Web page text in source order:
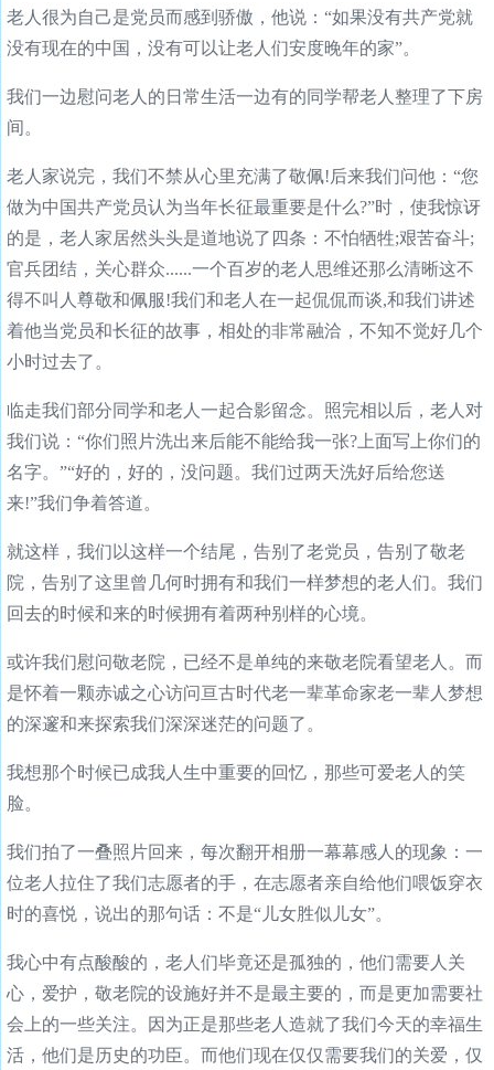
老人很为自己是党员而感到骄傲，他说：“如果没有共产党就
没有现在的中国，没有可以让老人们安度晚年的家”。
我们一边慰问老人的日常生活一边有的同学帮老人整理了下房
间。
老人家说完，我们不禁从心里充满了敬佩!后来我们问他：“您
做为中国共产党员认为当年长征最重要是什么?”时，使我惊讶
的是，老人家居然头头是道地说了四条：不怕牺牲;艰苦奋斗;
官兵团结，关心群众......一个百岁的老人思维还那么清晰这不
得不叫人尊敬和佩服!我们和老人在一起侃侃而谈,和我们讲述
着他当党员和长征的故事，相处的非常融洽，不知不觉好几个
小时过去了。
临走我们部分同学和老人一起合影留念。照完相以后，老人对
我们说：“你们照片洗出来后能不能给我一张?上面写上你们的
名字。”“好的，好的，没问题。我们过两天洗好后给您送
来!”我们争着答道。
就这样，我们以这样一个结尾，告别了老党员，告别了敬老
院，告别了这里曾几何时拥有和我们一样梦想的老人们。我们
回去的时候和来的时候拥有着两种别样的心境。
或许我们慰问敬老院，已经不是单纯的来敬老院看望老人。而
是怀着一颗赤诚之心访问亘古时代老一辈革命家老一辈人梦想
的深邃和来探索我们深深迷茫的问题了。
我想那个时候已成我人生中重要的回忆，那些可爱老人的笑
脸。
我们拍了一叠照片回来，每次翻开相册一幕幕感人的现象：一
位老人拉住了我们志愿者的手，在志愿者亲自给他们喂饭穿衣
时的喜悦，说出的那句话：不是“儿女胜似儿女”。
我心中有点酸酸的，老人们毕竟还是孤独的，他们需要人关
心，爱护，敬老院的设施好并不是最主要的，而是更加需要社
会上的一些关注。因为正是那些老人造就了我们今天的幸福生
活，他们是历史的功臣。而他们现在仅仅需要我们的关爱，仅